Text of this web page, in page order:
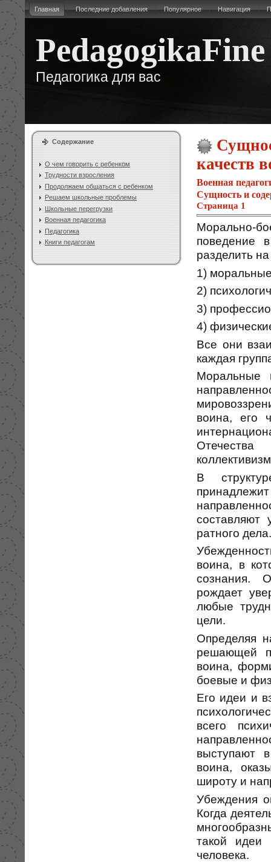
Главная Последние добавления Популярное Навигация
PedagogikaFine
Педагогика для вас
Содержание
О чем говорить с ребенком
Трудности взросления
Продолжаем общаться с ребенком
Решаем школьные проблемы
Школьные перегрузки
Военная педагогика
Педагогика
Книги педагогам
качеств
Военная
Сущность и
Страница 1
Морально-
поведение
разделить
1)
2)
3)
4)
Все они
каждая
Моральные
воина, его
В
составляют
ратного дела.
воина, в
сознания.
рождает
любые
цели.
Определяя
решающей
воина,
боевые и
Его идеи и
всего
выступают
воина,
широту и
Убеждения
Когда
такой идеи
человека.